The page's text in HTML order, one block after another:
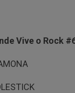
Vive o Rock